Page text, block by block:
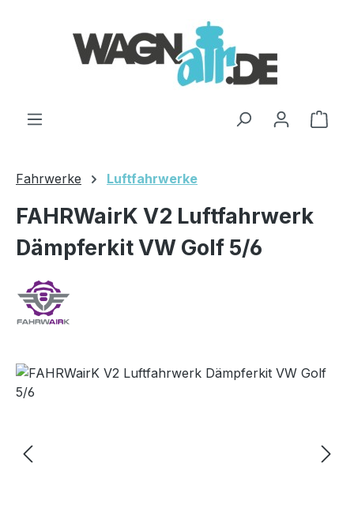
Fahrwerke Luftfahrwerke
FAHRWairK V2 Luftfahrwerk
Dämpferkit VW Golf 5/6
Bildergalerie überspringen